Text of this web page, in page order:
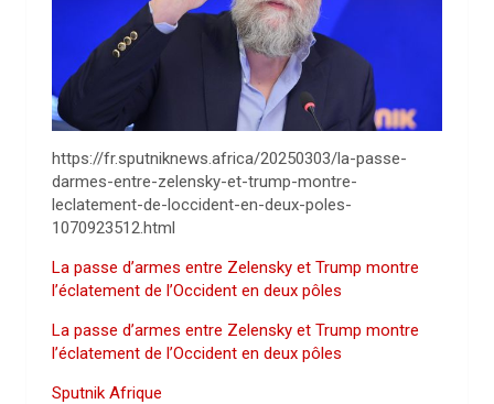
https://fr.sputniknews.africa/20250303/la-passe-
darmes-entre-zelensky-et-trump-montre-
leclatement-de-loccident-en-deux-poles-
1070923512.html
La passe d’armes entre Zelensky et Trump montre
l’éclatement de l’Occident en deux pôles
La passe d’armes entre Zelensky et Trump montre
l’éclatement de l’Occident en deux pôles
Sputnik Afrique